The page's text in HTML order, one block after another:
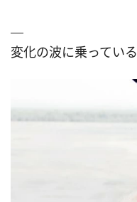
変化の波に乗っている